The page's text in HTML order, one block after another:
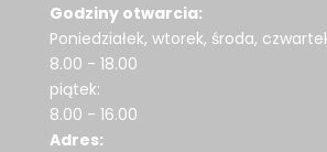
Godziny otwarcia:
Poniedziałek, wtorek, środa,
8.00 - 18.00
piątek:
8.00 - 16.00
Adres: